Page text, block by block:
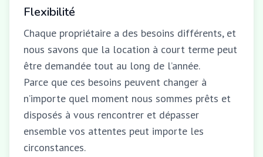
Flexibilité
Chaque propriétaire a des besoins différents, et
nous savons que la location à court terme peut
être demandée tout au long de l’année.
Parce que ces besoins peuvent changer à
n’importe quel moment nous sommes prêts et
disposés à vous rencontrer et dépasser
ensemble vos attentes peut importe les
circonstances.